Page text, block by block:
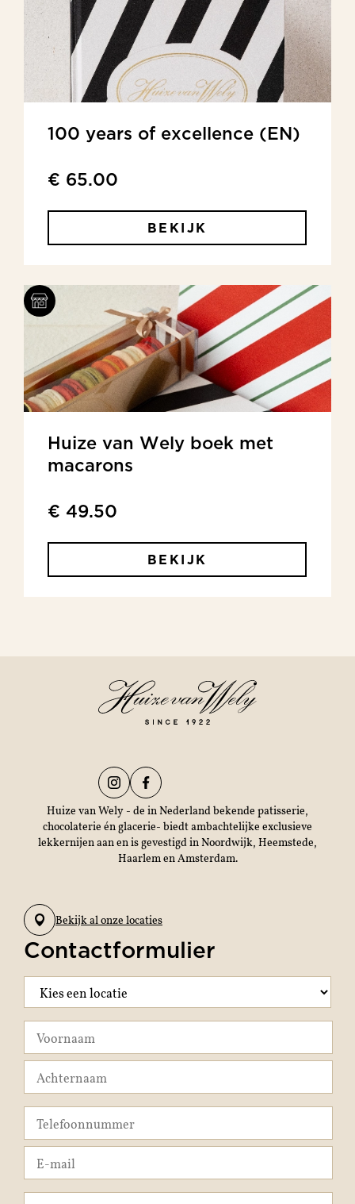
100 years of excellence (EN)
€ 65.00
BEKIJK
Huize van Wely boek met
macarons
€ 49.50
BEKIJK
Huize van Wely - de in Nederland bekende patisserie,
chocolaterie én glacerie- biedt ambachtelijke exclusieve
lekkernijen aan en is gevestigd in Noordwijk, Heemstede,
Haarlem en Amsterdam.
Bekijk al onze locaties
Contactformulier